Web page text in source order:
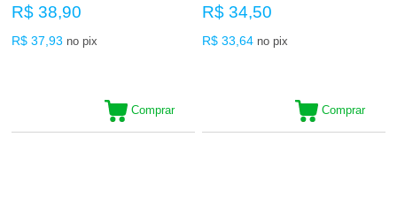
R$ 38,90
R$ 37,93 no pix
Comprar
R$ 34,50
R$ 33,64 no pix
Comprar